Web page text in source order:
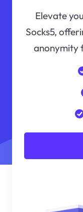
Elevate
Socks5,
anonymity